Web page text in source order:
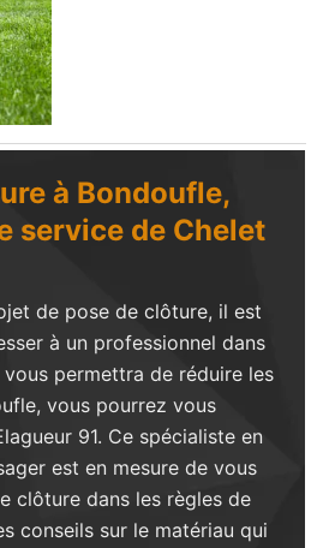
à Bondoufle,
service de Chelet
de pose de clôture, il est
à un professionnel dans
permettra de réduire les
vous pourrez vous
91. Ce spécialiste en
est en mesure de vous
clôture dans les règles de
conseils sur le matériau qui